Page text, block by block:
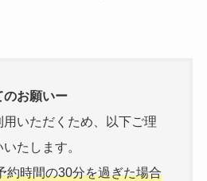
のお願いー
いただくため、以下ご理
たします。
約時間の30分を過ぎた場合